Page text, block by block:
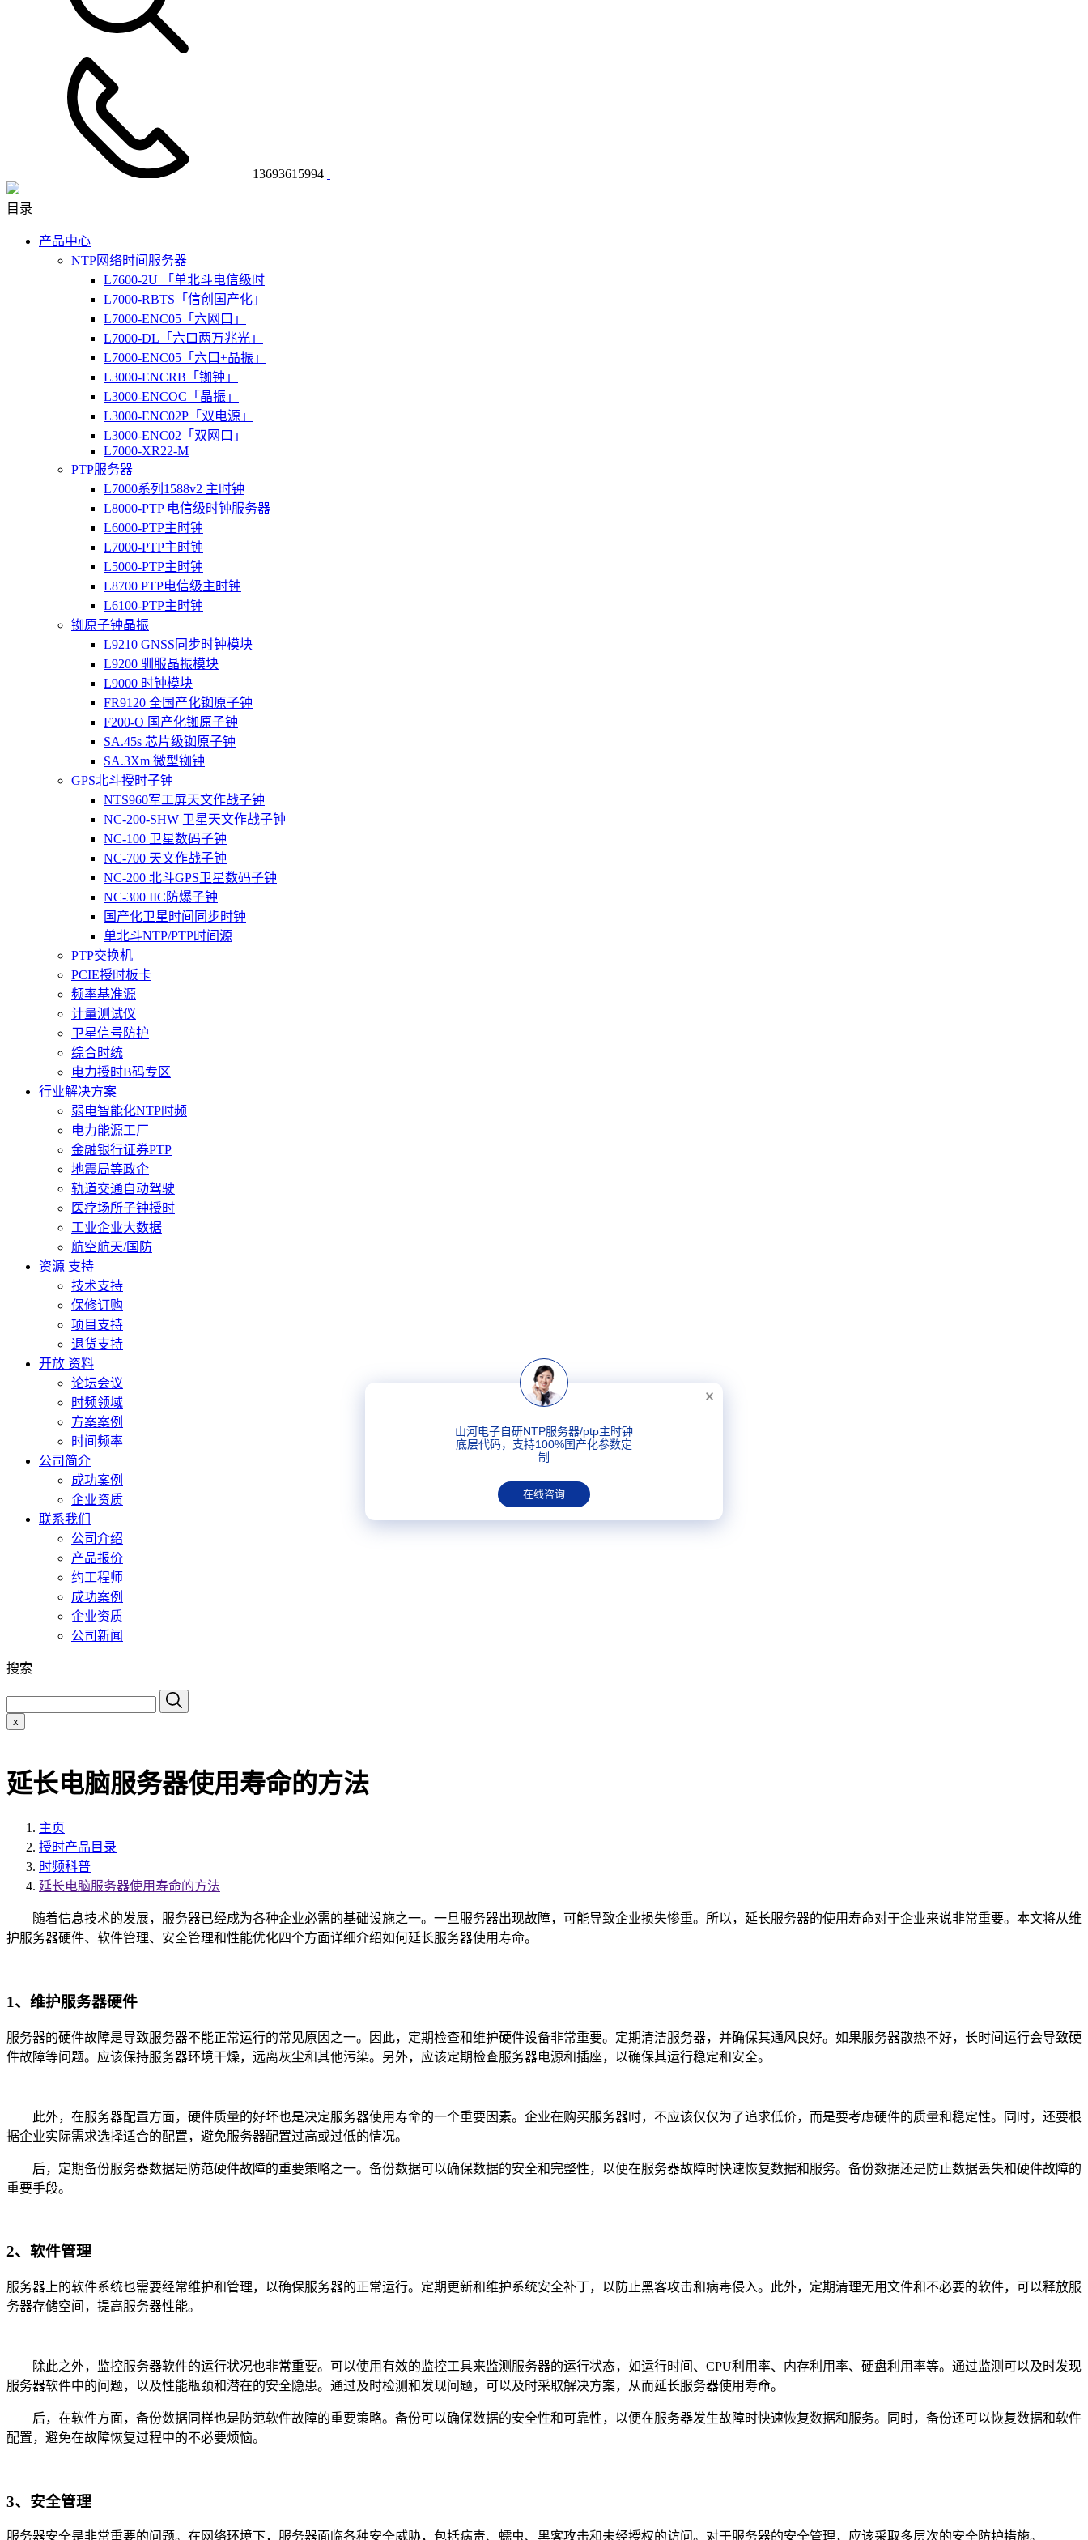
13693615994
目录
产品中心
NTP网络时间服务器
L7600-2U 「单北斗电信级时
L7000-RBTS「信创国产化」
L7000-ENC05「六网口」
L7000-DL「六口两万兆光」
L7000-ENC05「六口+晶振」
L3000-ENCRB「铷钟」
L3000-ENCOC「晶振」
L3000-ENC02P「双电源」
L3000-ENC02「双网口」
L7000-XR22-M
PTP服务器
L7000系列1588v2 主时钟
L8000-PTP 电信级时钟服务器
L6000-PTP主时钟
L7000-PTP主时钟
L5000-PTP主时钟
L8700 PTP电信级主时钟
L6100-PTP主时钟
铷原子钟晶振
L9210 GNSS同步时钟模块
L9200 驯服晶振模块
L9000 时钟模块
FR9120 全国产化铷原子钟
F200-O 国产化铷原子钟
SA.45s 芯片级铷原子钟
SA.3Xm 微型铷钟
GPS北斗授时子钟
NTS960军工屏天文作战子钟
NC-200-SHW 卫星天文作战子钟
NC-100 卫星数码子钟
NC-700 天文作战子钟
NC-200 北斗GPS卫星数码子钟
NC-300 IIC防爆子钟
国产化卫星时间同步时钟
单北斗NTP/PTP时间源
PTP交换机
PCIE授时板卡
频率基准源
计量测试仪
卫星信号防护
综合时统
电力授时B码专区
行业解决方案
弱电智能化NTP时频
电力能源工厂
金融银行证券PTP
地震局等政企
轨道交通自动驾驶
医疗场所子钟授时
工业企业大数据
航空航天/国防
资源 支持
技术支持
保修订购
项目支持
退货支持
开放 资料
论坛会议
时频领域
方案案例
时间频率
公司简介
成功案例
企业资质
联系我们
公司介绍
产品报价
约工程师
成功案例
企业资质
公司新闻
搜索
x
延长电脑服务器使用寿命的方法
主页
授时产品目录
时频科普
延长电脑服务器使用寿命的方法
随着信息技术的发展，服务器已经成为各种企业必需的基础设施之一。一旦服务器出现故障，可能导致企业损失惨重。所以，延长服务器的使用寿命对于企业来说非常重要。本文将从维
护服务器硬件、软件管理、安全管理和性能优化四个方面详细介绍如何延长服务器使用寿命。
1、维护服务器硬件
服务器的硬件故障是导致服务器不能正常运行的常见原因之一。因此，定期检查和维护硬件设备非常重要。定期清洁服务器，并确保其通风良好。如果服务器散热不好，长时间运行会导致硬
件故障等问题。应该保持服务器环境干燥，远离灰尘和其他污染。另外，应该定期检查服务器电源和插座，以确保其运行稳定和安全。
此外，在服务器配置方面，硬件质量的好坏也是决定服务器使用寿命的一个重要因素。企业在购买服务器时，不应该仅仅为了追求低价，而是要考虑硬件的质量和稳定性。同时，还要根
据企业实际需求选择适合的配置，避免服务器配置过高或过低的情况。
后，定期备份服务器数据是防范硬件故障的重要策略之一。备份数据可以确保数据的安全和完整性，以便在服务器故障时快速恢复数据和服务。备份数据还是防止数据丢失和硬件故障的
重要手段。
2、软件管理
服务器上的软件系统也需要经常维护和管理，以确保服务器的正常运行。定期更新和维护系统安全补丁，以防止黑客攻击和病毒侵入。此外，定期清理无用文件和不必要的软件，可以释放服
务器存储空间，提高服务器性能。
除此之外，监控服务器软件的运行状况也非常重要。可以使用有效的监控工具来监测服务器的运行状态，如运行时间、CPU利用率、内存利用率、硬盘利用率等。通过监测可以及时发现
服务器软件中的问题，以及性能瓶颈和潜在的安全隐患。通过及时检测和发现问题，可以及时采取解决方案，从而延长服务器使用寿命。
后，在软件方面，备份数据同样也是防范软件故障的重要策略。备份可以确保数据的安全性和可靠性，以便在服务器发生故障时快速恢复数据和服务。同时，备份还可以恢复数据和软件
配置，避免在故障恢复过程中的不必要烦恼。
3、安全管理
服务器安全是非常重要的问题。在网络环境下，服务器面临各种安全威胁，包括病毒、蠕虫、黑客攻击和未经授权的访问。对于服务器的安全管理，应该采取多层次的安全防护措施。
山河电子自研NTP服务器/ptp主时钟
底层代码，支持100%国产化参数定
制
在线咨询